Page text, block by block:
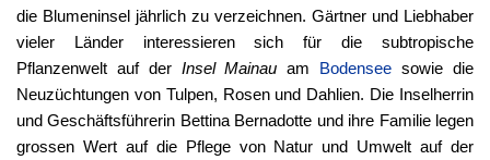
die Blumeninsel jährlich zu verzeichnen. Gärtner und Liebhaber
vieler Länder interessieren sich für die subtropische
Pflanzenwelt auf der Insel Mainau am Bodensee sowie die
Neuzüchtungen von Tulpen, Rosen und Dahlien. Die Inselherrin
und Geschäftsführerin Bettina Bernadotte und ihre Familie legen
grossen Wert auf die Pflege von Natur und Umwelt auf der